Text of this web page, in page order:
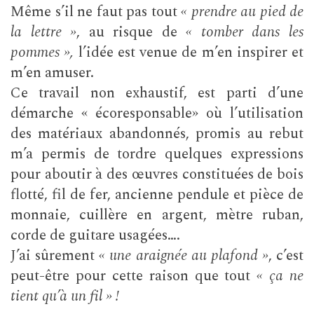
Même s’il ne faut pas tout« prendre au pied de
la lettre », au risque de« tomber dans les
pommes », l’idée est venue de m’en inspirer et
m’en amuser.
Ce travail non exhaustif, est parti d’une
démarche « écoresponsable» où l’utilisation
des matériaux abandonnés, promis au rebut
m’a permis de tordre quelques expressions
pour aboutir à des œuvres constituées de bois
flotté, fil de fer, ancienne pendule et pièce de
monnaie, cuillère en argent, mètre ruban,
corde de guitare usagées….
J’ai sûrement« une araignée au plafond », c’est
peut-être pour cette raison que tout« ça ne
tient qu’à un fil » !